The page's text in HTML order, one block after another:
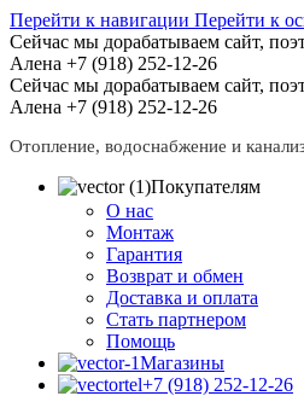
Перейти к навигации Перейти к
Сейчас мы дорабатываем сайт,
Алена +7 (918) 252-12-26
Сейчас мы дорабатываем сайт,
Алена +7 (918) 252-12-26
Отопление, водоснабжение и
Покупателям
О нас
Монтаж
Гарантия
Возврат и обмен
Доставка и оплата
Стать партнером
Помощь
Магазины
+7 (918) 252-12-26